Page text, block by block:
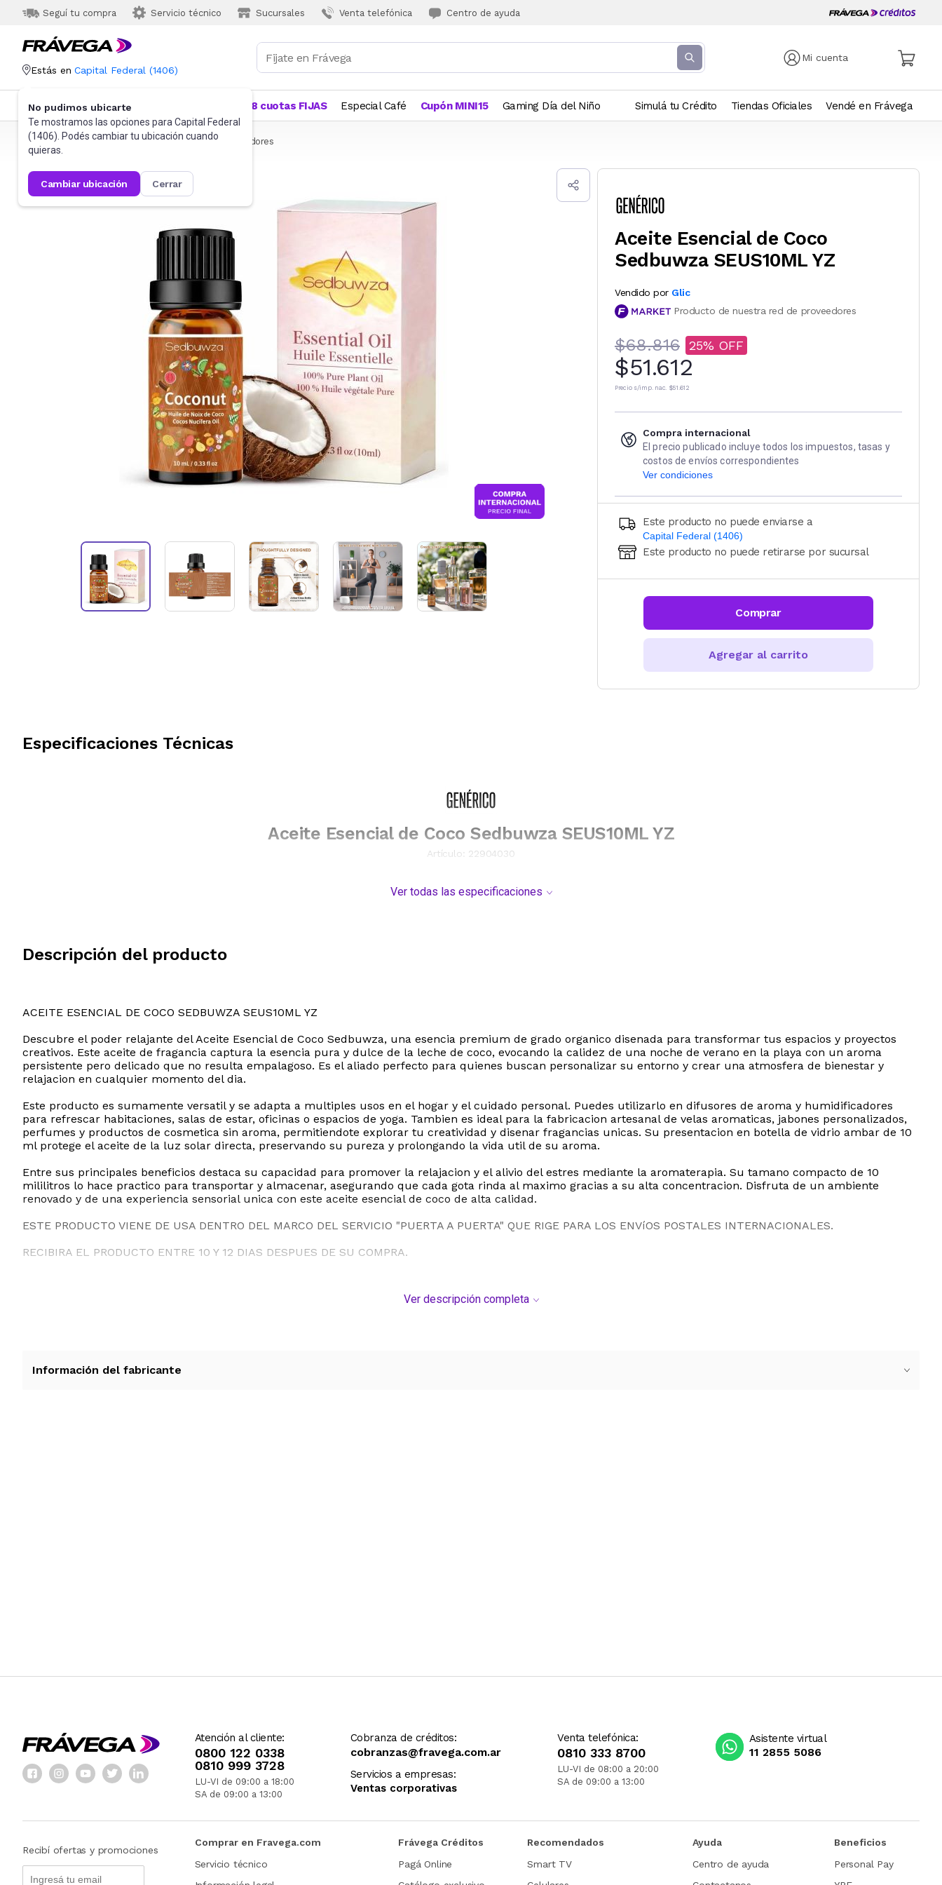
Seguí tu compra Servicio técnico Sucursales Venta telefónica Centro de ayuda
Mi cuenta
Estás en Capital Federal (1406)
No pudimos ubicarte
Te mostramos las opciones para Capital Federal
(1406). Podés cambiar tu ubicación cuando
quieras.
cambiar ubicación cerrar
Categorías Más Vendidos 18 cuotas FIJAS Especial Café Cupón MINI15 Gaming Día del Niño Simulá tu Crédito Tiendas Oficiales Vendé en Frávega
Frávega Hogar Lavadero y Limpieza Aromatizadores
Aceite Esencial de Coco
Sedbuwza SEUS10ML YZ
Vendido por Glic
Producto de nuestra red de proveedores
$68.816 25
$51.612
Precio s/imp. nac. $51.612
Compra internacional
El precio publicado incluye todos los impuestos, tasas y
costos de envíos correspondientes
Ver condiciones
Este producto no puede enviarse a
Capital Federal (1406)
Ingresá código postal (sólo números)
CALCULAR
Este producto no puede retirarse por sucursal
Comprar
Agregar al carrito
Especificaciones Técnicas
Aceite Esencial de Coco Sedbuwza SEUS10ML YZ
Artículo: 22904030
Ver todas las especificaciones
Descripción del producto
ACEITE ESENCIAL DE COCO SEDBUWZA SEUS10ML YZ
Descubre el poder relajante del Aceite Esencial de Coco Sedbuwza, una esencia premium de grado organico disenada para transformar tus espacios y proyectos
creativos. Este aceite de fragancia captura la esencia pura y dulce de la leche de coco, evocando la calidez de una noche de verano en la playa con un aroma
persistente pero delicado que no resulta empalagoso. Es el aliado perfecto para quienes buscan personalizar su entorno y crear una atmosfera de bienestar y
relajacion en cualquier momento del dia.
Este producto es sumamente versatil y se adapta a multiples usos en el hogar y el cuidado personal. Puedes utilizarlo en difusores de aroma y humidificadores
para refrescar habitaciones, salas de estar, oficinas o espacios de yoga. Tambien es ideal para la fabricacion artesanal de velas aromaticas, jabones personalizados,
perfumes y productos de cosmetica sin aroma, permitiendote explorar tu creatividad y disenar fragancias unicas. Su presentacion en botella de vidrio ambar de 10
ml protege el aceite de la luz solar directa, preservando su pureza y prolongando la vida util de su aroma.
Entre sus principales beneficios destaca su capacidad para promover la relajacion y el alivio del estres mediante la aromaterapia. Su tamano compacto de 10
mililitros lo hace practico para transportar y almacenar, asegurando que cada gota rinda al maximo gracias a su alta concentracion. Disfruta de un ambiente
renovado y de una experiencia sensorial unica con este aceite esencial de coco de alta calidad.
ESTE PRODUCTO VIENE DE USA DENTRO DEL MARCO DEL SERVICIO "PUERTA A PUERTA" QUE RIGE PARA LOS ENVíOS POSTALES INTERNACIONALES.
RECIBIRA EL PRODUCTO ENTRE 10 Y 12 DIAS DESPUES DE SU COMPRA.
Ver descripción completa
Información del fabricante
Atención al cliente:
0800 122 0338
0810 999 3728
LU-VI de 09:00 a 18:00
SA de 09:00 a 13:00
Cobranza de créditos:
cobranzas@fravega.com.ar
Servicios a empresas:
Ventas corporativas
Venta telefónica:
0810 333 8700
LU-VI de 08:00 a 20:00
SA de 09:00 a 13:00
Asistente virtual
11 2855 5086
Recibí ofertas y promociones
Comprar en Fravega.com
Servicio técnico
Frávega Créditos
Pagá Online
Recomendados
Smart TV
Ayuda
Centro de ayuda
Beneficios
Personal Pay